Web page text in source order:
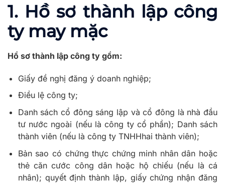
1. Hồ sơ thành lập công
ty may mặc
Hồ sơ thành lập công ty gồm:
Giấy đề nghị đăng ý doanh nghiệp;
Điều lệ công ty;
Danh sách cổ đông sáng lập và cổ đông là nhà đầu
tư nước ngoài (nếu là công ty cổ phần); Danh sách
thành viên (nếu là công ty TNHHhai thành viên);
Bản sao có chứng thực chứng minh nhân dân hoặc
thẻ căn cước công dân hoặc hộ chiếu (nếu là cá
nhân); quyết định thành lập, giấy chứng nhận đăng